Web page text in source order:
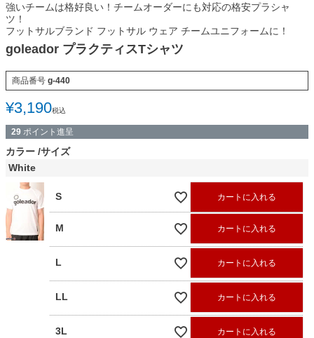
強いチームは格好良い！チームオーダーにも対応の格安プラシャ
ツ！
フットサルブランド フットサル ウェア チームユニフォームに！
goleador プラクティスTシャツ
商品番号 g-440
¥3,190税込
29 ポイント進呈
カラー サイズ
White
S カートに入れる
M カートに入れる
L カートに入れる
LL カートに入れる
3L カートに入れる